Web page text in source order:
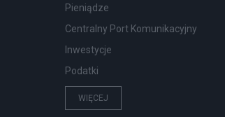
Pieniądze
Centralny Port Komunikacyjny
Inwestycje
Podatki
WIĘCEJ